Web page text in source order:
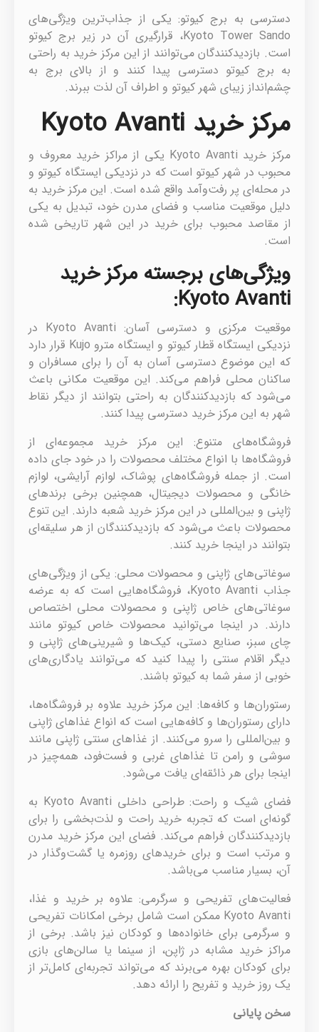
دسترسی به برج کیوتو: یکی از جذاب‌ترین ویژگی‌های
Kyoto Tower Sando، قرارگیری آن در زیر برج کیوتو
است. بازدیدکنندگان می‌توانند از این مرکز خرید به راحتی
به برج کیوتو دسترسی پیدا کنند و از بالای برج به
چشم‌انداز زیبای شهر کیوتو و اطراف آن لذت ببرند.
مرکز خرید Kyoto Avanti
مرکز خرید Kyoto Avanti یکی از مراکز خرید معروف و
محبوب در شهر کیوتو است که در نزدیکی ایستگاه کیوتو و
در محله‌ای پر رفت‌وآمد واقع شده است. این مرکز خرید به
دلیل موقعیت مناسب و فضای مدرن خود، تبدیل به یکی
از مقاصد محبوب برای خرید در این شهر تاریخی شده
است.
ویژگی‌های برجسته مرکز خرید
Kyoto Avanti:
موقعیت مرکزی و دسترسی آسان: Kyoto Avanti در
نزدیکی ایستگاه قطار کیوتو و ایستگاه مترو Kujo قرار دارد
که این موضوع دسترسی آسان به آن را برای مسافران و
ساکنان محلی فراهم می‌کند. این موقعیت مکانی باعث
می‌شود که بازدیدکنندگان به راحتی بتوانند از دیگر نقاط
شهر به این مرکز خرید دسترسی پیدا کنند.
فروشگاه‌های متنوع: این مرکز خرید مجموعه‌ای از
فروشگاه‌ها با انواع مختلف محصولات را در خود جای داده
است. از جمله فروشگاه‌های پوشاک، لوازم آرایشی، لوازم
خانگی و محصولات دیجیتال، همچنین برخی برندهای
ژاپنی و بین‌المللی در این مرکز خرید شعبه دارند. این تنوع
محصولات باعث می‌شود که بازدیدکنندگان از هر سلیقه‌ای
بتوانند در اینجا خرید کنند.
سوغاتی‌های ژاپنی و محصولات محلی: یکی از ویژگی‌های
جذاب Kyoto Avanti، فروشگاه‌هایی است که به عرضه
سوغاتی‌های خاص ژاپنی و محصولات محلی اختصاص
دارند. در اینجا می‌توانید محصولات خاص کیوتو مانند
چای سبز، صنایع دستی، کیک‌ها و شیرینی‌های ژاپنی و
دیگر اقلام سنتی را پیدا کنید که می‌توانند یادگاری‌های
خوبی از سفر شما به کیوتو باشند.
رستوران‌ها و کافه‌ها: این مرکز خرید علاوه بر فروشگاه‌ها،
دارای رستوران‌ها و کافه‌هایی است که انواع غذاهای ژاپنی
و بین‌المللی را سرو می‌کنند. از غذاهای سنتی ژاپنی مانند
سوشی و رامن تا غذاهای غربی و فست‌فود، همه‌چیز در
اینجا برای هر ذائقه‌ای یافت می‌شود.
فضای شیک و راحت: طراحی داخلی Kyoto Avanti به
گونه‌ای است که تجربه خرید راحت و لذت‌بخشی را برای
بازدیدکنندگان فراهم می‌کند. فضای این مرکز خرید مدرن
و مرتب است و برای خریدهای روزمره یا گشت‌وگذار در
آن، بسیار مناسب می‌باشد.
فعالیت‌های تفریحی و سرگرمی: علاوه بر خرید و غذا،
Kyoto Avanti ممکن است شامل برخی امکانات تفریحی
و سرگرمی برای خانواده‌ها و کودکان نیز باشد. برخی از
مراکز خرید مشابه در ژاپن، از سینما یا سالن‌های بازی
برای کودکان بهره می‌برند که می‌تواند تجربه‌ای کامل‌تر از
یک روز خرید و تفریح را ارائه دهد.
سخن پایانی